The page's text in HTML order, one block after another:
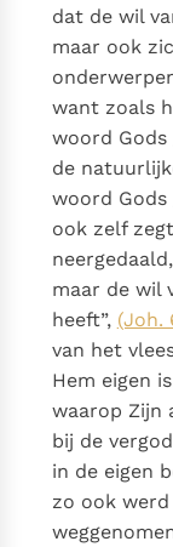
dat de wil
maar ook
want zoals
woord
de
woord
ook zelf
maar de wil
heeft”, (Joh.
van het
Hem eigen
waarop Zijn
bij de
in de eigen
zo ook